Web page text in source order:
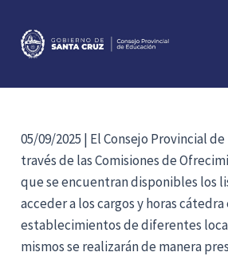
contenido
05/09/2025 | El Consejo Provincial
través de las Comisiones de
que se encuentran disponibles los
acceder a los cargos y horas cátedra
establecimientos de diferentes
mismos se realizarán de manera